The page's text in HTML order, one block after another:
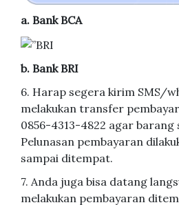
a. Bank BCA
b. Bank BRI
6. Harap segera kirim SMS/
melakukan transfer
0856-4313-4822 agar
Pelunasan pembayaran
sampai ditempat.
7. Anda juga bisa datang
melakukan pembayaran